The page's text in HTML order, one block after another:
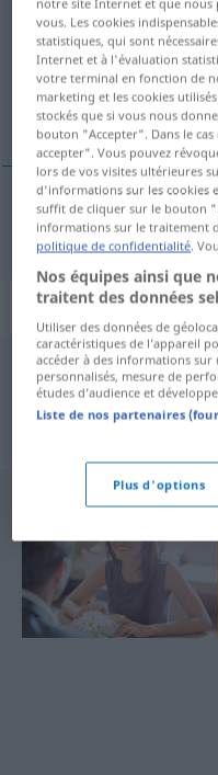
Vue d'ensemble de
(Pour plus d'informations,
Weinkeller
Weinkellerm wine
cellar
vous. Les cookies
statistiques, qui sont
Internet et à l'évaluation
votre terminal en fonction de
marketing et les cookies
stockés que si vous nous
bouton "Accepter". Dans le
accepter". Vous pouvez
lors de vos visites ultérieures
d'informations sur les cookies
suffit de cliquer sur le bouton
informations sur le traitement
politique de confidentialité .
Nos équipes ainsi que
traitent des données
Utiliser des données de
caractéristiques de l’appareil
accéder à des informations
personnalisés, mesure de
études d’audience et
Liste de nos partenaires
Plus d'options